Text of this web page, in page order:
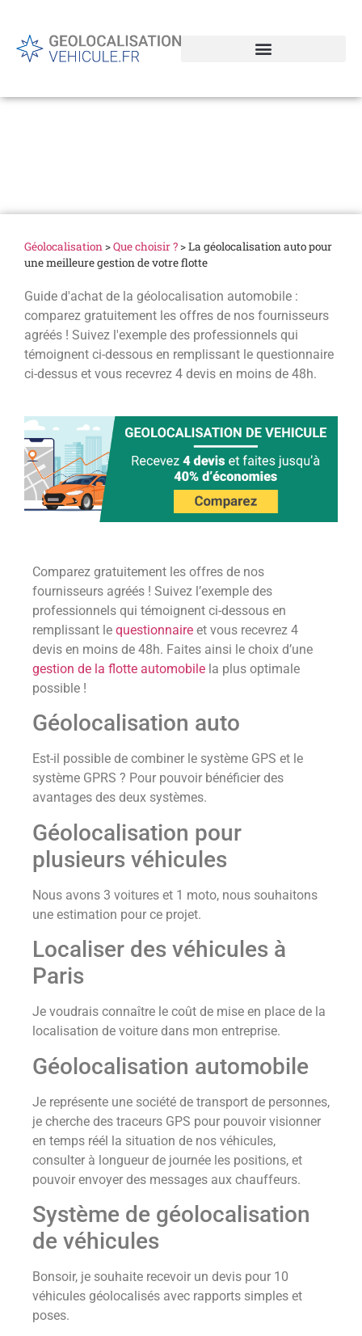
Géolocalisation>Que choisir ?>La géolocalisation auto pour
une meilleure gestion de votre flotte
Guide d'achat de la géolocalisation automobile :
comparez gratuitement les offres de nos fournisseurs
agréés ! Suivez l'exemple des professionnels qui
témoignent ci-dessous en remplissant le questionnaire
ci-dessus et vous recevrez 4 devis en moins de 48h.
Comparez gratuitement les offres de nos
fournisseurs agréés ! Suivez l’exemple des
professionnels qui témoignent ci-dessous en
remplissant le questionnaire et vous recevrez 4
devis en moins de 48h. Faites ainsi le choix d’une
gestion de la flotte automobile la plus optimale
possible !
Géolocalisation auto
Est-il possible de combiner le système GPS et le
système GPRS ? Pour pouvoir bénéficier des
avantages des deux systèmes.
Géolocalisation pour
plusieurs véhicules
Nous avons 3 voitures et 1 moto, nous souhaitons
une estimation pour ce projet.
Localiser des véhicules à
Paris
Je voudrais connaître le coût de mise en place de la
localisation de voiture dans mon entreprise.
Géolocalisation automobile
Je représente une société de transport de personnes,
je cherche des traceurs GPS pour pouvoir visionner
en temps réél la situation de nos véhicules,
consulter à longueur de journée les positions, et
pouvoir envoyer des messages aux chauffeurs.
Système de géolocalisation
de véhicules
Bonsoir, je souhaite recevoir un devis pour 10
véhicules géolocalisés avec rapports simples et
poses.